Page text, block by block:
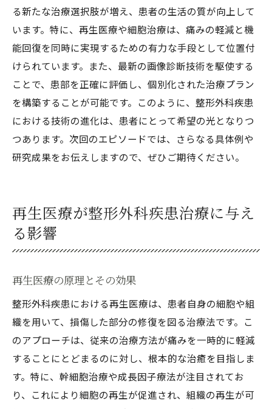
る新たな治療選択肢が増え、患者の生活の質が向上して
います。特に、再生医療や細胞治療は、痛みの軽減と機
能回復を同時に実現するための有力な手段として位置付
けられています。また、最新の画像診断技術を駆使する
ことで、患部を正確に評価し、個別化された治療プラン
を構築することが可能です。このように、整形外科疾患
における技術の進化は、患者にとって希望の光となりつ
つあります。次回のエピソードでは、さらなる具体例や
研究成果をお伝えしますので、ぜひご期待ください。
再生医療が整形外科疾患治療に与え
る影響
再生医療の原理とその効果
整形外科疾患における再生医療は、患者自身の細胞や組
織を用いて、損傷した部分の修復を図る治療法です。こ
のアプローチは、従来の治療方法が痛みを一時的に軽減
することにとどまるのに対し、根本的な治癒を目指しま
す。特に、幹細胞治療や成長因子療法が注目されてお
り、これにより細胞の再生が促進され、組織の再生が可